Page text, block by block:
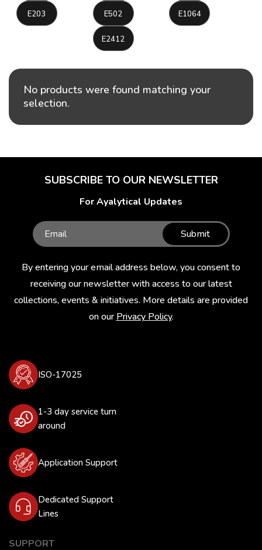
No products were found matching your
selection.
E203 E502 E1064
E2412
SUBSCRIBE TO OUR NEWSLETTER
For Ayalytical Updates
Submit
By entering your email address below, you consent to
receiving our newsletter with access to our latest
collections, events & initiatives. More details are provided
on ourPrivacy Policy.
ISO-17025
1-3 day service turn
around
Application Support
Dedicated Support
Lines
SUPPORT